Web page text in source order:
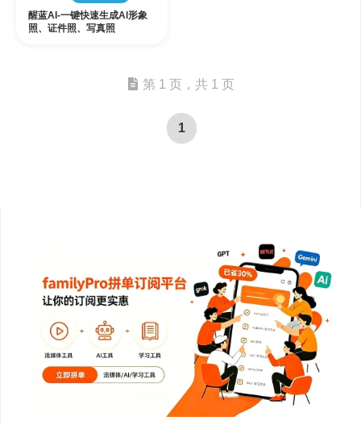
醒蓝AI-一键快速生成Al形象
照、证件照、写真照
第 1 页，共 1 页
1